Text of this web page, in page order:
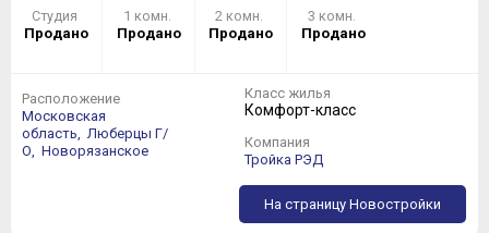
Студия
Продано
1 комн.
Продано
2 комн.
Продано
3 комн.
Продано
Расположение
Московская
область,
Люберцы Г/
О,
Новорязанское
Класс жилья
Комфорт-класс
Компания
Тройка РЭД
На страницу Новостройки